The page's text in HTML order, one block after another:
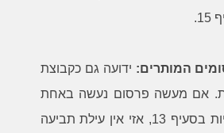
המותרים: ידועה גם כקבוצת
אם מעשה פרסום נעשה באחת
מן הנסיבות המנויות בסעיף 13, אזי אין עילת תביעה